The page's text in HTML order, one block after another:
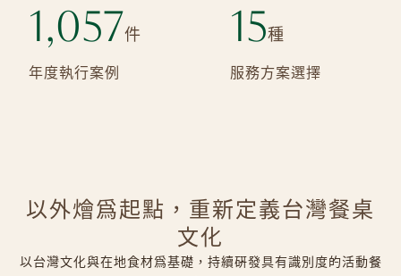
1,057件
年度執行案例
15種
服務方案選擇
以外燴為起點， 重新定義台灣餐桌
文化
以台灣文化與在地食材為基礎，持續研發具有識別度的活動餐